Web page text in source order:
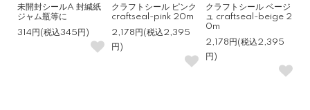
未開封シールA 封緘紙
ジャム瓶等に
314円(税込345円)
クラフトシール ピンク
craftseal-pink 20m
2,178円(税込2,395
円)
クラフトシール ベージ
ュ craftseal-beige 2
0m
2,178円(税込2,395
円)